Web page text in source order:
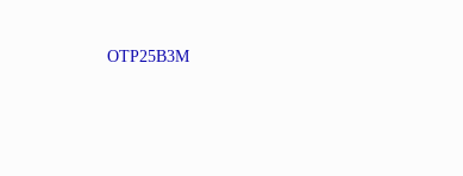
OTP25B3M